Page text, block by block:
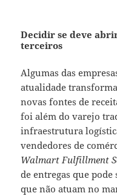
Decidir se deve
terceiros
Algumas das
atualidade
novas fontes de
foi além do varejo
infraestrutura
vendedores de
Walmart Fulfillment
de entregas que pode
que não atuam no